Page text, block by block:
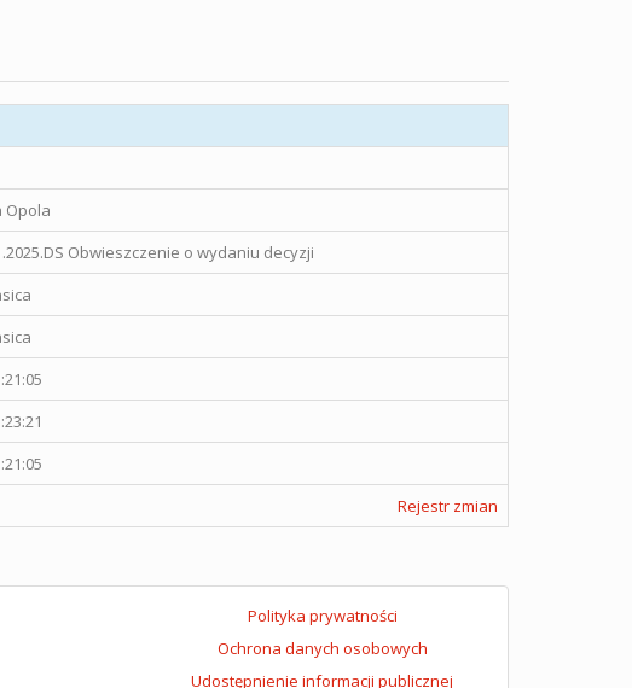
Opola
Obwieszczenie o wydaniu decyzji
Rejestr zmian
Polityka prywatności
Ochrona danych osobowych
Udostępnienie informacji publicznej